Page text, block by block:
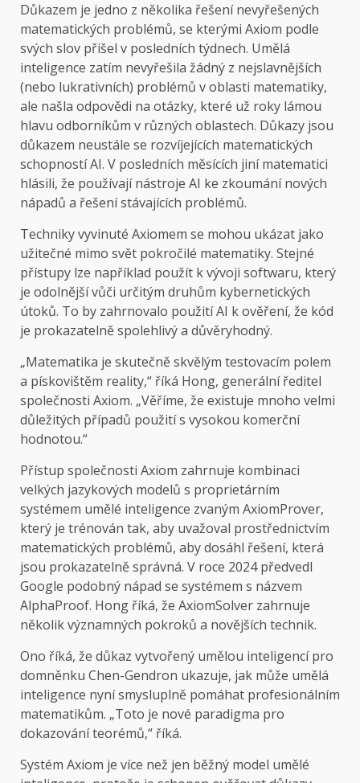
Důkazem je jedno z několika řešení nevyřešených
matematických problémů, se kterými Axiom podle
svých slov přišel v posledních týdnech. Umělá
inteligence zatím nevyřešila žádný z nejslavnějších
(nebo lukrativních) problémů v oblasti matematiky,
ale našla odpovědi na otázky, které už roky lámou
hlavu odborníkům v různých oblastech. Důkazy jsou
důkazem neustále se rozvíjejících matematických
schopností AI. V posledních měsících jiní matematici
hlásili, že používají nástroje AI ke zkoumání nových
nápadů a řešení stávajících problémů.
Techniky vyvinuté Axiomem se mohou ukázat jako
užitečné mimo svět pokročilé matematiky. Stejné
přístupy lze například použít k vývoji softwaru, který
je odolnější vůči určitým druhům kybernetických
útoků. To by zahrnovalo použití AI k ověření, že kód
je prokazatelně spolehlivý a důvěryhodný.
„Matematika je skutečně skvělým testovacím polem
a pískovištěm reality,“ říká Hong, generální ředitel
společnosti Axiom. „Věříme, že existuje mnoho velmi
důležitých případů použití s ​​vysokou komerční
hodnotou.“
Přístup společnosti Axiom zahrnuje kombinaci
velkých jazykových modelů s proprietárním
systémem umělé inteligence zvaným AxiomProver,
který je trénován tak, aby uvažoval prostřednictvím
matematických problémů, aby dosáhl řešení, která
jsou prokazatelně správná. V roce 2024 předvedl
Google podobný nápad se systémem s názvem
AlphaProof. Hong říká, že AxiomSolver zahrnuje
několik významných pokroků a novějších technik.
Ono říká, že důkaz vytvořený umělou inteligencí pro
domněnku Chen-Gendron ukazuje, jak může umělá
inteligence nyní smysluplně pomáhat profesionálním
matematikům. „Toto je nové paradigma pro
dokazování teorémů,“ říká.
Systém Axiom je více než jen běžný model umělé